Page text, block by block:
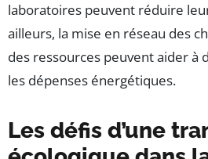
laboratoires peuvent réduire
ailleurs, la mise en réseau des
des ressources peuvent aider à
les dépenses énergétiques.
Les défis d’une